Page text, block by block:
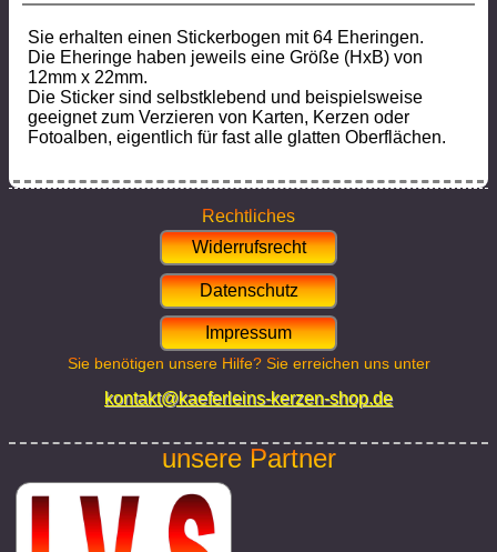
Sie erhalten einen Stickerbogen mit 64 Eheringen.
Die Eheringe haben jeweils eine Größe (HxB) von
12mm x 22mm.
Die Sticker sind selbstklebend und beispielsweise
geeignet zum Verzieren von Karten, Kerzen oder
Fotoalben, eigentlich für fast alle glatten Oberflächen.
Rechtliches
Widerrufsrecht
Datenschutz
Impressum
Sie benötigen unsere Hilfe? Sie erreichen uns unter
kontakt@kaeferleins-kerzen-shop.de
unsere Partner